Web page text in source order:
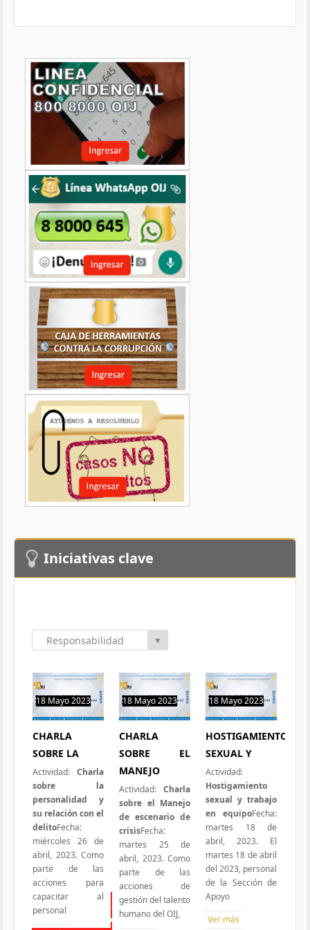
Iniciativas clave
Todas las Iniciativas
Responsabilidad
▼
18 Mayo 2023
CHARLA
SOBRE LA
Actividad:Charla
sobre la
personalidad y
su relación con el
delitoFecha:
miércoles 26 de
abril, 2023. Como
parte de las
acciones para
capacitar al
personal
18 Mayo 2023
CHARLA
SOBRE EL
MANEJO
Actividad:Charla
sobre el Manejo
de escenario de
crisisFecha:
martes 25 de
abril, 2023. Como
parte de las
acciones de
gestión del talento
humano del OIJ,
18 Mayo 2023
HOSTIGAMIENTO
SEXUAL Y
Actividad:
Hostigamiento
sexual y trabajo
en equipoFecha:
martes 18 de
abril, 2023. El
martes 18 de abril
del 2023, personal
de la Sección de
Apoyo
Ver más